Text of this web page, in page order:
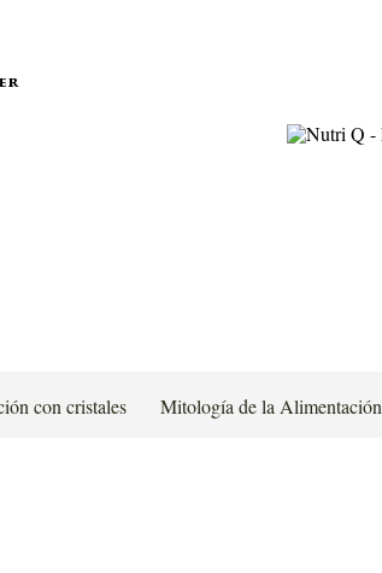
con cristales Mitología de la Alimentación